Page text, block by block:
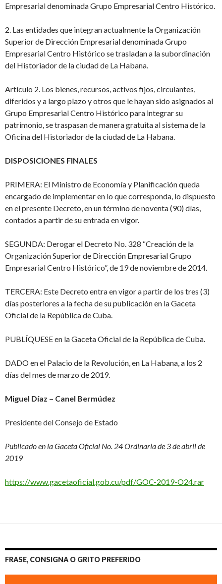
Empresarial denominada Grupo Empresarial Centro Histórico.
2. Las entidades que integran actualmente la Organización
Superior de Dirección Empresarial denominada Grupo
Empresarial Centro Histórico se trasladan a la subordinación
del Historiador de la ciudad de La Habana.
Artículo 2. Los bienes, recursos, activos fijos, circulantes,
diferidos y a largo plazo y otros que le hayan sido asignados al
Grupo Empresarial Centro Histórico para integrar su
patrimonio, se traspasan de manera gratuita al sistema de la
Oficina del Historiador de la ciudad de La Habana.
DISPOSICIONES FINALES
PRIMERA: El Ministro de Economía y Planificación queda
encargado de implementar en lo que corresponda, lo dispuesto
en el presente Decreto, en un término de noventa (90) días,
contados a partir de su entrada en vigor.
SEGUNDA: Derogar el Decreto No. 328 “Creación de la
Organización Superior de Dirección Empresarial Grupo
Empresarial Centro Histórico”, de 19 de noviembre de 2014.
TERCERA: Este Decreto entra en vigor a partir de los tres (3)
días posteriores a la fecha de su publicación en la Gaceta
Oficial de la República de Cuba.
PUBLÍQUESE en la Gaceta Oficial de la República de Cuba.
DADO en el Palacio de la Revolución, en La Habana, a los 2
días del mes de marzo de 2019.
Miguel Díaz – Canel Bermúdez
Presidente del Consejo de Estado
Publicado en la Gaceta Oficial No. 24 Ordinaria de 3 de abril de
2019
https://www.gacetaoficial.gob.cu/pdf/GOC-2019-O24.rar
FRASE, CONSIGNA O GRITO PREFERIDO